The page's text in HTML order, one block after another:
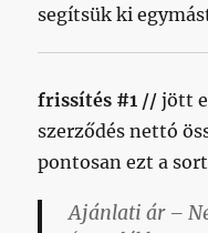
segítsük ki
frissítés #1 //jött
szerződés nettó
pontosan ezt a
Ajánlati ár –